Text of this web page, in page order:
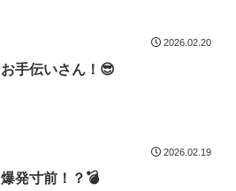
2026.02.20
お手伝いさん！😎
2026.02.19
爆発寸前！？💣